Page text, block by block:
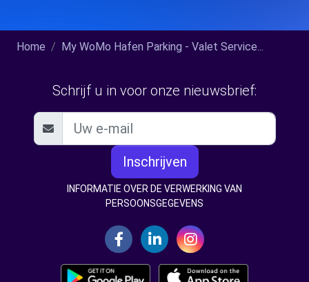
Home My WoMo Hafen Parking - Valet Service...
Schrijf u in voor onze nieuwsbrief:
Inschrijven
INFORMATIE OVER DE VERWERKING VAN
PERSOONSGEGEVENS